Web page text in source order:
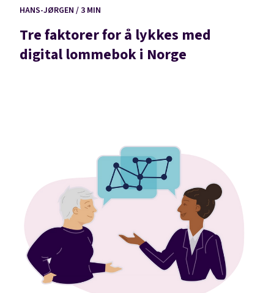
HANS-JØRGEN / 3 MIN
Tre faktorer for å lykkes med
digital lommebok i Norge